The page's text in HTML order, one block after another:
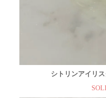
シトリンアイリ